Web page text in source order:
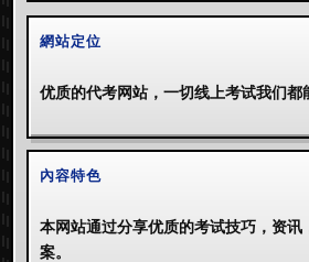
網站定位
优质的代考网站，一切线上考试我们都
內容特色
本网站通过分享优质的考试技巧，资讯
案。